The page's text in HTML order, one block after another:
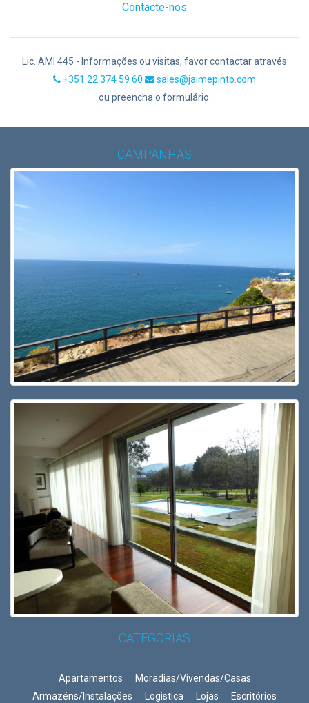
Contacte-nos
Lic. AMI 445 - Informações ou visitas, favor contactar através
+351 22 374 59 60
sales@jaimepinto.com
ou preencha o formulário.
CAMPANHAS
CATEGORIAS
Apartamentos
Moradias/Vivendas/Casas
Armazéns/Instalações
Logistica Lojas
Escritórios